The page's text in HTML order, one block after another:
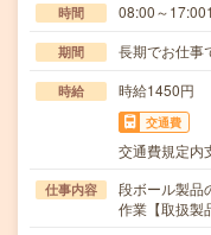
時間 08:00～
期間 長期でお仕事
時給 時給1450円
交通費
交通費規定内
仕事内容
段ボール製品
作業【取扱